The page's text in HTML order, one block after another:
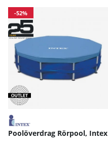
-52%
Poolöverdrag Rörpool, Intex